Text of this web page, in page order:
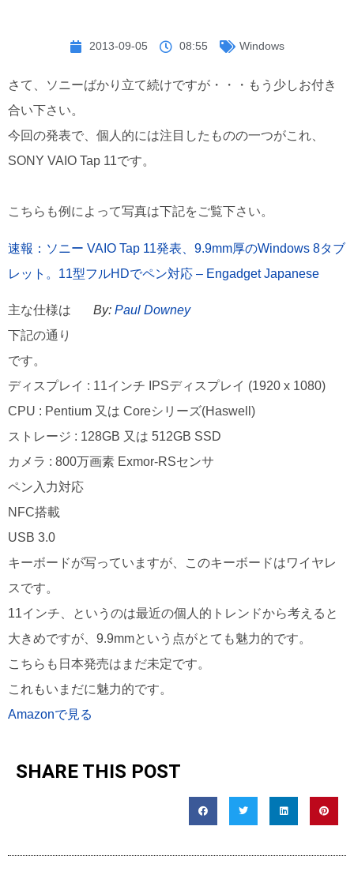
2013-09-05 08:55 Windows
さて、ソニーばかり立て続けですが・・・もう少しお付き
合い下さい。
今回の発表で、個人的には注目したものの一つがこれ、
SONY VAIO Tap 11です。
こちらも例によって写真は下記をご覧下さい。
速報：ソニー VAIO Tap 11発表、9.9mm厚のWindows 8タブ
レット。11型フルHDでペン対応 – Engadget Japanese
By: Paul Downey
主な仕様は
下記の通り
です。
ディスプレイ : 11インチ IPSディスプレイ (1920 x 1080)
CPU : Pentium 又は Coreシリーズ(Haswell)
ストレージ : 128GB 又は 512GB SSD
カメラ : 800万画素 Exmor-RSセンサ
ペン入力対応
NFC搭載
USB 3.0
キーボードが写っていますが、このキーボードはワイヤレ
スです。
11インチ、というのは最近の個人的トレンドから考えると
大きめですが、9.9mmという点がとても魅力的です。
こちらも日本発売はまだ未定です。
これもいまだに魅力的です。
Amazonで見る
SHARE THIS POST